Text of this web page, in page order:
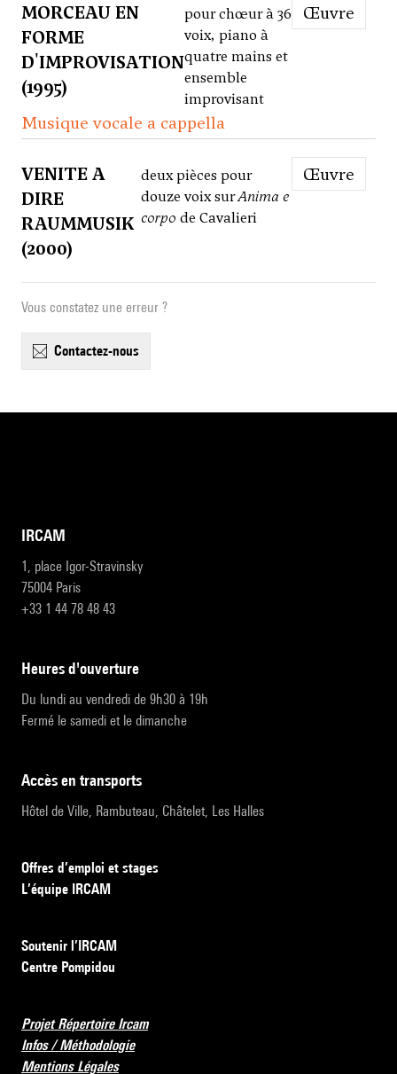
MORCEAU EN
FORME
D'IMPROVISATION
(1995)
pour chœur à 36
voix, piano à
quatre mains et
ensemble
improvisant
Œuvre
Musique vocale a cappella
VENITE A
DIRE
RAUMMUSIK
(2000)
deux pièces pour
douze voix surAnima e
corpo de Cavalieri
Œuvre
Vous constatez une erreur ?
contactez-nous
IRCAM
1, place Igor-Stravinsky
75004 Paris
+33 1 44 78 48 43
heures d'ouverture
Du lundi au vendredi de 9h30 à 19h
Fermé le samedi et le dimanche
accès en transports
Hôtel de Ville, Rambuteau, Châtelet, Les Halles
Offres d’emploi et stages
L’équipe IRCAM
Soutenir l’IRCAM
Centre Pompidou
Projet Répertoire Ircam
Infos / Méthodologie
Mentions Légales